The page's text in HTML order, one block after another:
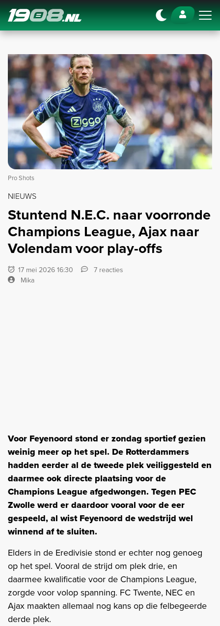
Navigation
Pro Shots
NIEUWS
Stuntend N.E.C. naar voorronde
Champions League, Ajax naar
Volendam voor play-offs
17 mei 2026 16:30
7 reacties
Mika
Voor Feyenoord stond er zondag sportief gezien
weinig meer op het spel. De Rotterdammers
hadden eerder al de tweede plek veiliggesteld en
daarmee ook directe plaatsing voor de
Champions League afgedwongen. Tegen PEC
Zwolle werd er daardoor vooral voor de eer
gespeeld, al wist Feyenoord de wedstrijd wel
winnend af te sluiten.
Elders in de Eredivisie stond er echter nog genoeg
op het spel. Vooral de strijd om plek drie, en
daarmee kwalificatie voor de Champions League,
zorgde voor volop spanning. FC Twente, NEC en
Ajax maakten allemaal nog kans op die felbegeerde
derde plek.